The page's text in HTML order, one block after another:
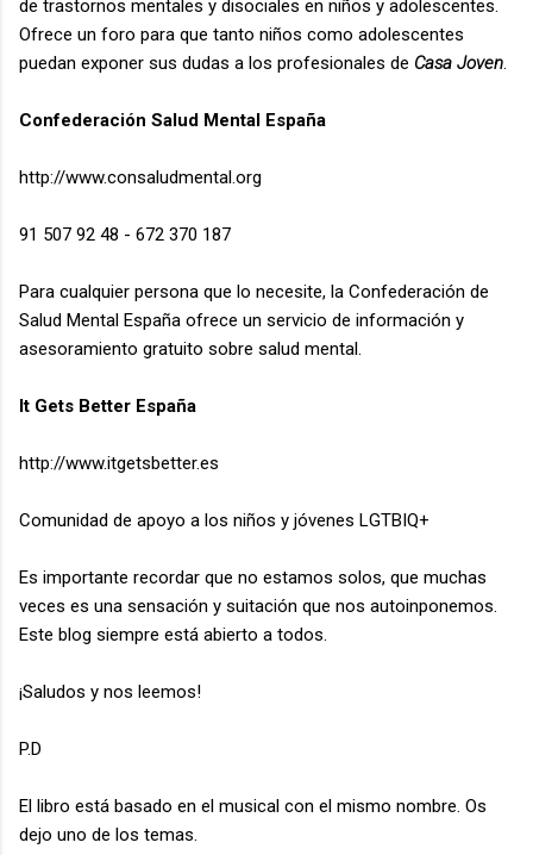
de trastornos mentales y disociales en niños y adolescentes.
Ofrece un foro para que tanto niños como adolescentes
puedan exponer sus dudas a los profesionales de Casa Joven
Confederación Salud Mental España
http://www.consaludmental.org
91 507 92 48 - 672 370 187
Para cualquier persona que lo necesite, la Confederación de
Salud Mental España ofrece un servicio de información y
asesoramiento gratuito sobre salud mental.
It Gets Better España
http://www.itgetsbetter.es
Comunidad de apoyo a los niños y jóvenes LGTBIQ+
Es importante recordar que no estamos solos, que muchas
veces es una sensación y suitación que nos autoinponemos.
Este blog siempre está abierto a todos.
¡Saludos y nos leemos!
P.D
El libro está basado en el musical con el mismo nombre. Os
dejo uno de los temas.